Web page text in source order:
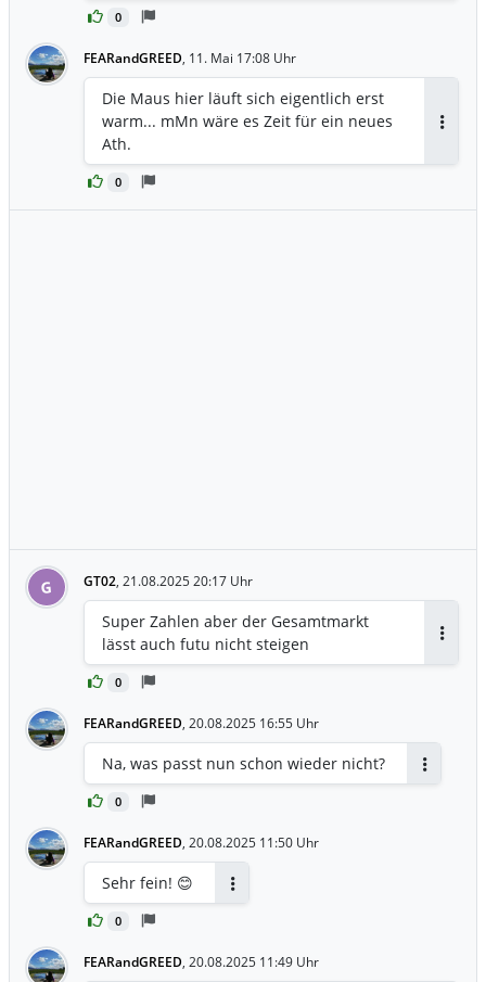
0
FEARandGREED, 11. Mai 17:08 Uhr
0
Die Maus hier läuft sich eigentlich erst
warm... mMn wäre es Zeit für ein neues
Ath.
G GT02, 21.08.2025 20:17 Uhr
0
Super Zahlen aber der Gesamtmarkt
lässt auch futu nicht steigen
FEARandGREED, 20.08.2025 16:55 Uhr
0
Na, was passt nun schon wieder nicht?
FEARandGREED, 20.08.2025 11:50 Uhr
0
Sehr fein! 😊
FEARandGREED, 20.08.2025 11:49 Uhr